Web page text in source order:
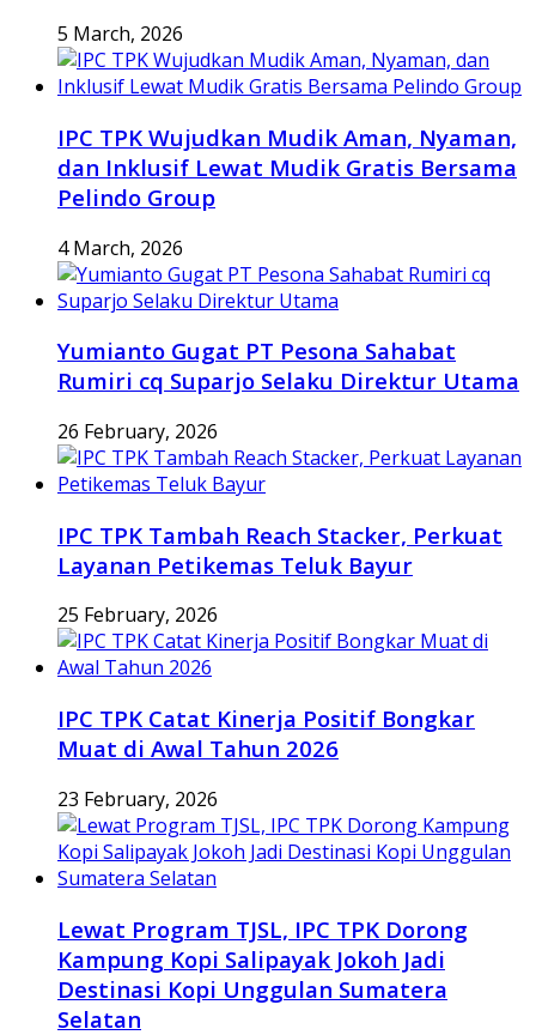
5 March, 2026
IPC TPK Wujudkan Mudik Aman, Nyaman,
dan Inklusif Lewat Mudik Gratis Bersama
Pelindo Group
4 March, 2026
Yumianto Gugat PT Pesona Sahabat
Rumiri cq Suparjo Selaku Direktur Utama
26 February, 2026
IPC TPK Tambah Reach Stacker, Perkuat
Layanan Petikemas Teluk Bayur
25 February, 2026
IPC TPK Catat Kinerja Positif Bongkar
Muat di Awal Tahun 2026
23 February, 2026
Lewat Program TJSL, IPC TPK Dorong
Kampung Kopi Salipayak Jokoh Jadi
Destinasi Kopi Unggulan Sumatera
Selatan